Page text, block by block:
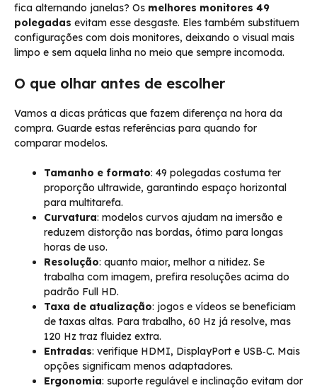
fica alternando janelas? Os melhores monitores 49
polegadas evitam esse desgaste. Eles também substituem
configurações com dois monitores, deixando o visual mais
limpo e sem aquela linha no meio que sempre incomoda.
O que olhar antes de escolher
Vamos a dicas práticas que fazem diferença na hora da
compra. Guarde estas referências para quando for
comparar modelos.
Tamanho e formato: 49 polegadas costuma ter
proporção ultrawide, garantindo espaço horizontal
para multitarefa.
Curvatura: modelos curvos ajudam na imersão e
reduzem distorção nas bordas, ótimo para longas
horas de uso.
Resolução: quanto maior, melhor a nitidez. Se
trabalha com imagem, prefira resoluções acima do
padrão Full HD.
Taxa de atualização: jogos e vídeos se beneficiam
de taxas altas. Para trabalho, 60 Hz já resolve, mas
120 Hz traz fluidez extra.
Entradas: verifique HDMI, DisplayPort e USB‑C. Mais
opções significam menos adaptadores.
Ergonomia: suporte regulável e inclinação evitam dor